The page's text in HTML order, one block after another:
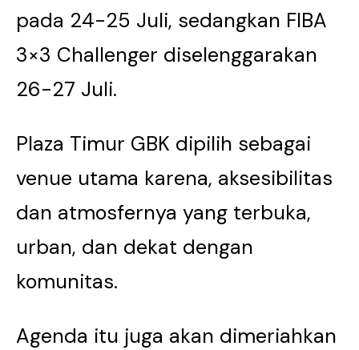
pada 24-25 Juli, sedangkan FIBA
3×3 Challenger diselenggarakan
26-27 Juli.
Plaza Timur GBK dipilih sebagai
venue utama karena, aksesibilitas
dan atmosfernya yang terbuka,
urban, dan dekat dengan
komunitas.
Agenda itu juga akan dimeriahkan